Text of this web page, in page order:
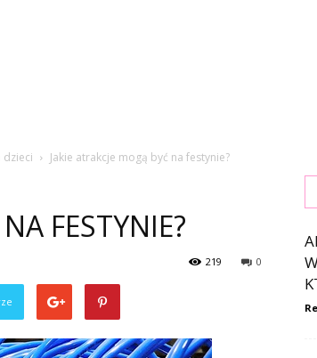
dzieci Jakie atrakcje mogą być na festynie?
FESTYNIE?
0
219